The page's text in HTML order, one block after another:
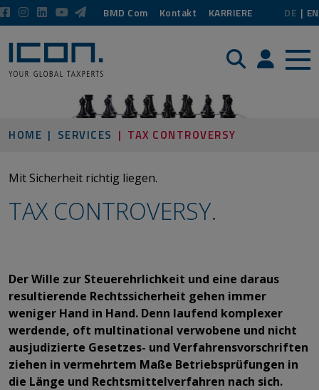
BMD Com Kontakt KARRIERE DE EN
Suche Login /
HOME SERVICES TAX CONTROVERSY
Mit Sicherheit richtig liegen.
TAX CONTROVERSY.​​​​​​​
​​​​​​​Der Wille zur Steuerehrlichkeit und eine daraus
resultierende Rechtssicherheit gehen immer
weniger Hand in Hand. Denn laufend komplexer
werdende, oft multinational verwobene und nicht
ausjudizierte Gesetzes- und Verfahrensvorschriften
ziehen in vermehrtem Maße Betriebsprüfungen in
die Länge und Rechtsmittelverfahren nach sich.